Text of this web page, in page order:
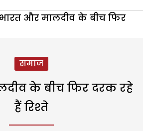
भारत और मालदीव के बीच फिर
समाज
के बीच फिर दरक रहे
हैं रिश्ते